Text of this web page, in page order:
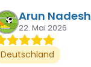
Arun Nadesh
22. Mai 2026
Deutschland